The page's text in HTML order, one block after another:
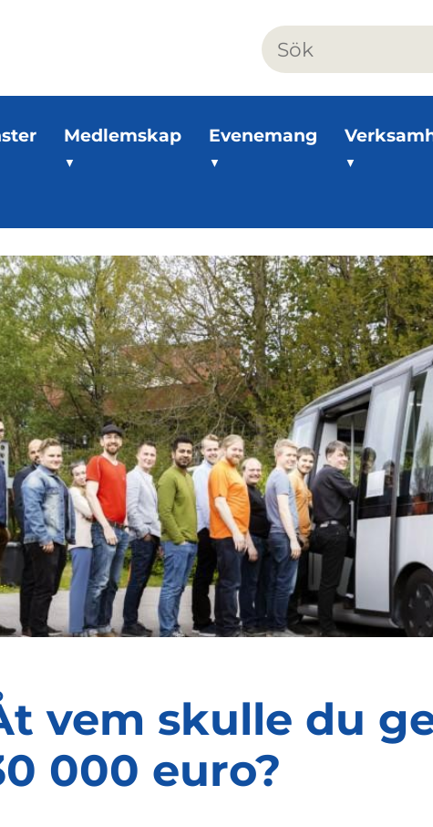
Medlemskap Evenemang
vem skulle du
000 euro?